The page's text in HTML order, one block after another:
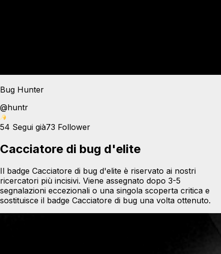
Bug Hunter
@huntr
54 Segui già73 Follower
Cacciatore di bug d'elite
Il badge Cacciatore di bug d'elite è riservato ai nostri
ricercatori più incisivi. Viene assegnato dopo 3-5
segnalazioni eccezionali o una singola scoperta critica e
sostituisce il badge Cacciatore di bug una volta ottenuto.